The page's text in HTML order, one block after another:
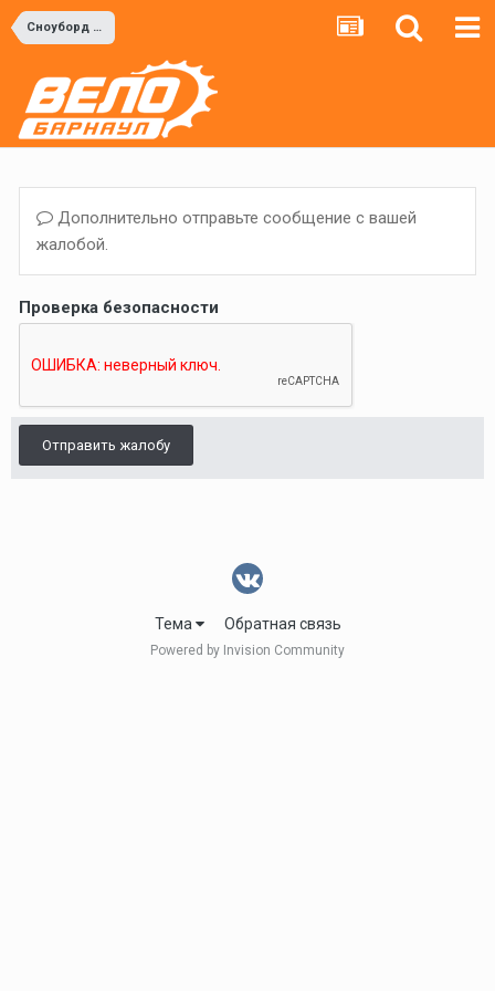
Сноуборд и Горные лыжи
Дополнительно отправьте сообщение с вашей
жалобой.
Проверка безопасности
Отправить жалобу
Тема Обратная связь
Powered by Invision Community